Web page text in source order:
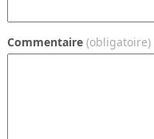
Commentaire (obligatoire)